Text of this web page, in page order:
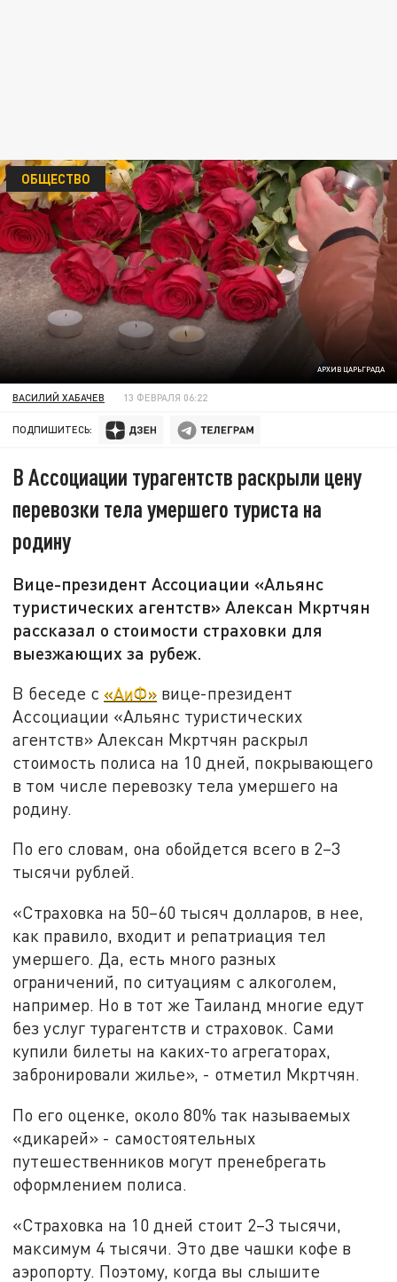
АРХИВ ЦАРЬГРАДА
ОБЩЕСТВО
ВАСИЛИЙ ХАБАЧЕВ 13 ФЕВРАЛЯ 06:22
ПОДПИШИТЕСЬ:
В Ассоциации турагентств раскрыли цену
перевозки тела умершего туриста на
родину
Вице-президент Ассоциации «Альянс
туристических агентств» Алексан Мкртчян
рассказал о стоимости страховки для
выезжающих за рубеж.
В беседе с «АиФ» вице-президент
Ассоциации «Альянс туристических
агентств» Алексан Мкртчян раскрыл
стоимость полиса на 10 дней, покрывающего
в том числе перевозку тела умершего на
родину.
По его словам, она обойдется всего в 2–3
тысячи рублей.
«Страховка на 50–60 тысяч долларов, в нее,
как правило, входит и репатриация тел
умершего. Да, есть много разных
ограничений, по ситуациям с алкоголем,
например. Но в тот же Таиланд многие едут
без услуг турагентств и страховок. Сами
купили билеты на каких-то агрегаторах,
забронировали жилье», - отметил Мкртчян.
По его оценке, около 80% так называемых
«дикарей» - самостоятельных
путешественников могут пренебрегать
оформлением полиса.
«Страховка на 10 дней стоит 2–3 тысячи,
максимум 4 тысячи. Это две чашки кофе в
аэропорту. Поэтому, когда вы слышите